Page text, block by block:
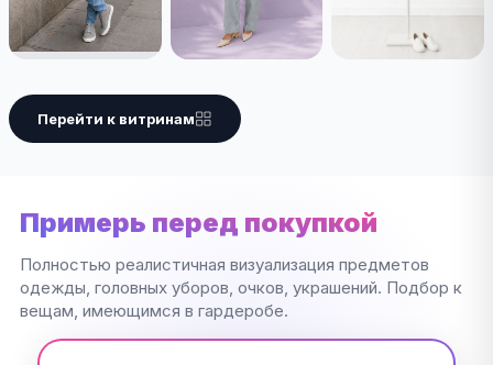
Перейти к витринам
Примерь перед покупкой
Полностью реалистичная визуализация предметов
одежды, головных уборов, очков, украшений. Подбор к
вещам, имеющимся в гардеробе.